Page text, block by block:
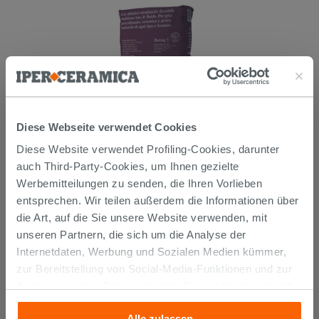
Diese Webseite verwendet Cookies
Diese Website verwendet Profiling-Cookies, darunter
auch Third-Party-Cookies, um Ihnen gezielte
Werbemitteilungen zu senden, die Ihren Vorlieben
entsprechen. Wir teilen außerdem die Informationen über
die Art, auf die Sie unsere Website verwenden, mit
unseren Partnern, die sich um die Analyse der
Internetdaten, Werbung und Sozialen Medien kümmer,
zur Bereitstellung von Social-Media-Funktionen und zur
anderen Informationen, die Sie ihnen geliefert haben oder
Kerakoll H40 No Limits
26,99 € /STK.
IN DEN WARENKORB LEGEN